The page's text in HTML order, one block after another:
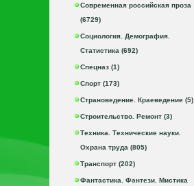
Современная российская проза
(6729)
Социология. Демография.
Статистика (692)
Спецназ (1)
Спорт (173)
Страноведение. Краеведение (5)
Строительство. Ремонт (3)
Техника. Технические науки.
Охрана труда (805)
Транспорт (202)
Фантастика. Фэнтези. Мистика